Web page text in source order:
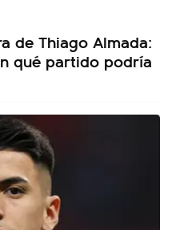
de Thiago Almada:
qué partido podría